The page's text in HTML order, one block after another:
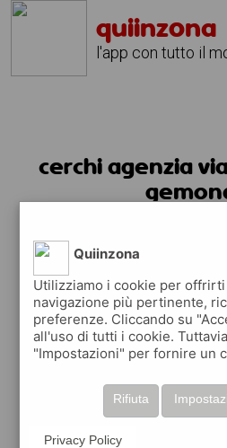
quiinzona
l'app con tutto il
cerchi agenzia
Quiinzona
Utilizziamo i cookie per
navigazione più pertinente,
preferenze. Cliccando su
all'uso di tutti i cookie.
"Impostazioni" per fornire un
Rifiuta
Privacy Policy